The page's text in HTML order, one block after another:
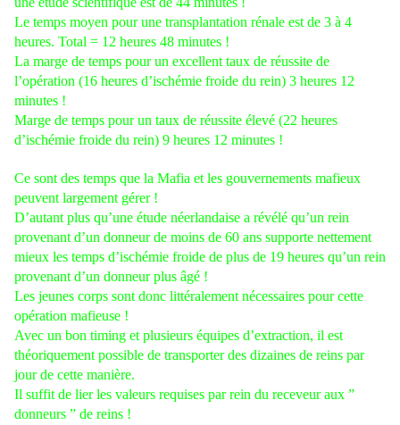
Le temps moyen pour une transplantation rénale est de 3 à 4
heures. Total = 12 heures 48 minutes !
La marge de temps pour un excellent taux de réussite de
l’opération (16 heures d’ischémie froide du rein) 3 heures 12
minutes !
Marge de temps pour un taux de réussite élevé (22 heures
d’ischémie froide du rein) 9 heures 12 minutes !
Ce sont des temps que la Mafia et les gouvernements mafieux
peuvent largement gérer !
D’autant plus qu’une étude néerlandaise a révélé qu’un rein
provenant d’un donneur de moins de 60 ans supporte nettement
mieux les temps d’ischémie froide de plus de 19 heures qu’un rein
provenant d’un donneur plus âgé !
Les jeunes corps sont donc littéralement nécessaires pour cette
opération mafieuse !
Avec un bon timing et plusieurs équipes d’extraction, il est
théoriquement possible de transporter des dizaines de reins par
jour de cette manière.
Il suffit de lier les valeurs requises par rein du receveur aux ”
donneurs ” de reins !